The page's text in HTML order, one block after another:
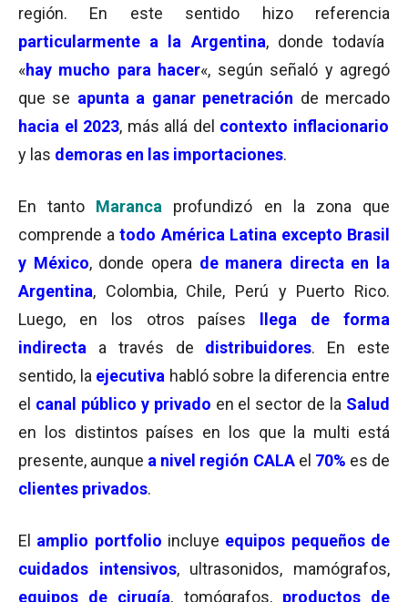
región. En este sentido hizo referencia
particularmente a la Argentina, donde todavía
«hay mucho para hacer«, según señaló y agregó
que se apunta a ganar penetración de mercado
hacia el 2023, más allá del contexto inflacionario
y las demoras en las importaciones.
En tanto Maranca profundizó en la zona que
comprende a todo América Latina excepto Brasil
y México, donde opera de manera directa en la
Argentina, Colombia, Chile, Perú y Puerto Rico.
Luego, en los otros países llega de forma
indirecta
a través de distribuidores. En este
sentido, la ejecutiva habló sobre la diferencia entre
el canal público y privado en el sector de la Salud
en los distintos países en los que la multi está
presente, aunque a nivel región CALA el 70% es de
clientes privados.
El amplio portfolio incluye equipos pequeños de
cuidados intensivos, ultrasonidos, mamógrafos,
equipos de cirugía, tomógrafos,productos de